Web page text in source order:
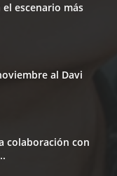
escenario más
al Davi
colaboración con